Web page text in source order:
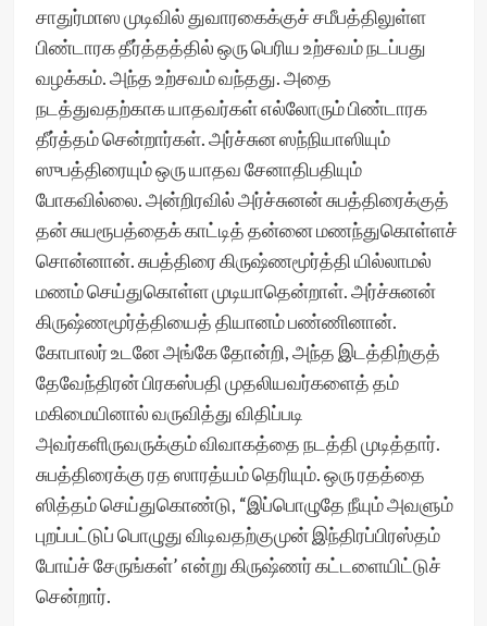
சாதுர்மாஸ முடிவில் துவாரகைக்குச் சமீபத்திலுள்ள
பிண்டாரக தீர்த்தத்தில் ஒரு பெரிய உற்சவம் நடப்பது
வழக்கம். அந்த உற்சவம் வந்தது. அதை
நடத்துவதற்காக யாதவர்கள் எல்லோரும் பிண்டாரக
தீர்த்தம் சென்றார்கள். அர்ச்சுன ஸந்நியாஸியும்
ஸுபத்திரையும் ஒரு யாதவ சேனாதிபதியும்
போகவில்லை. அன்றிரவில் அர்ச்சுனன் சுபத்திரைக்குத்
தன் சுயரூபத்தைக் காட்டித் தன்னை மணந்துகொள்ளச்
சொன்னான். சுபத்திரை கிருஷ்ணமூர்த்தி யில்லாமல்
மணம் செய்துகொள்ள முடியாதென்றாள். அர்ச்சுனன்
கிருஷ்ணமூர்த்தியைத் தியானம் பண்ணினான்.
கோபாலர் உடனே அங்கே தோன்றி, அந்த இடத்திற்குத்
தேவேந்திரன் பிரகஸ்பதி முதலியவர்களைத் தம்
மகிமையினால் வருவித்து விதிப்படி
அவர்களிருவருக்கும் விவாகத்தை நடத்தி முடித்தார்.
சுபத்திரைக்கு ரத ஸாரத்யம் தெரியும். ஒரு ரதத்தை
ஸித்தம் செய்துகொண்டு, “இப்பொழுதே நீயும் அவளும்
புறப்பட்டுப் பொழுது விடிவதற்குமுன் இந்திரப்பிரஸ்தம்
போய்ச் சேருங்கள்’ என்று கிருஷ்ணர் கட்டளையிட்டுச்
சென்றார்.